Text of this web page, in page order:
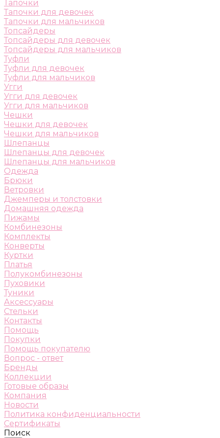
Тапочки
Тапочки для девочек
Тапочки для мальчиков
Топсайдеры
Топсайдеры для девочек
Топсайдеры для мальчиков
Туфли
Туфли для девочек
Туфли для мальчиков
Угги
Угги для девочек
Угги для мальчиков
Чешки
Чешки для девочек
Чешки для мальчиков
Шлепанцы
Шлепанцы для девочек
Шлепанцы для мальчиков
Одежда
Брюки
Ветровки
Джемперы и толстовки
Домашняя одежда
Пижамы
Комбинезоны
Комплекты
Конверты
Куртки
Платья
Полукомбинезоны
Пуховики
Туники
Аксессуары
Стельки
Контакты
Помощь
Покупки
Помощь покупателю
Вопрос - ответ
Бренды
Коллекции
Готовые образы
Компания
Новости
Политика конфиденциальности
Сертификаты
Поиск